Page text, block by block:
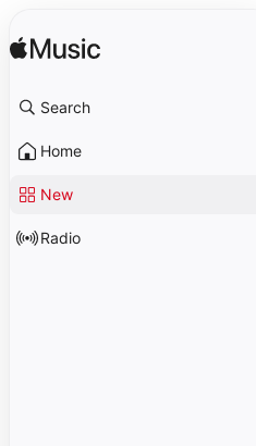
Search
Home
New
Radio